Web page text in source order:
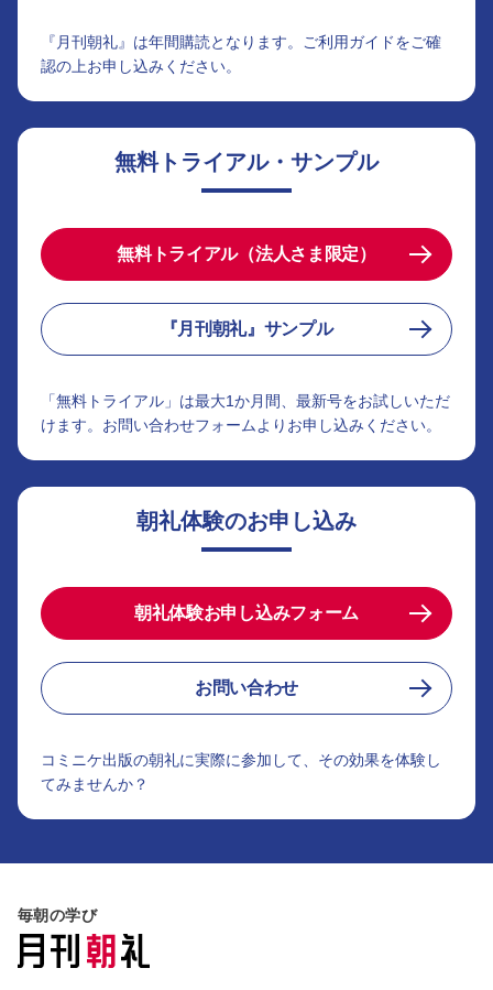
『月刊朝礼』は年間購読となります。ご利用ガイドをご確
認の上お申し込みください。
無料トライアル・サンプル
無料トライアル（法人さま限定）
『月刊朝礼』サンプル
「無料トライアル」は最大1か月間、最新号をお試しいただ
けます。お問い合わせフォームよりお申し込みください。
朝礼体験のお申し込み
朝礼体験お申し込みフォーム
お問い合わせ
コミニケ出版の朝礼に実際に参加して、その効果を体験し
てみませんか？
毎朝の学び